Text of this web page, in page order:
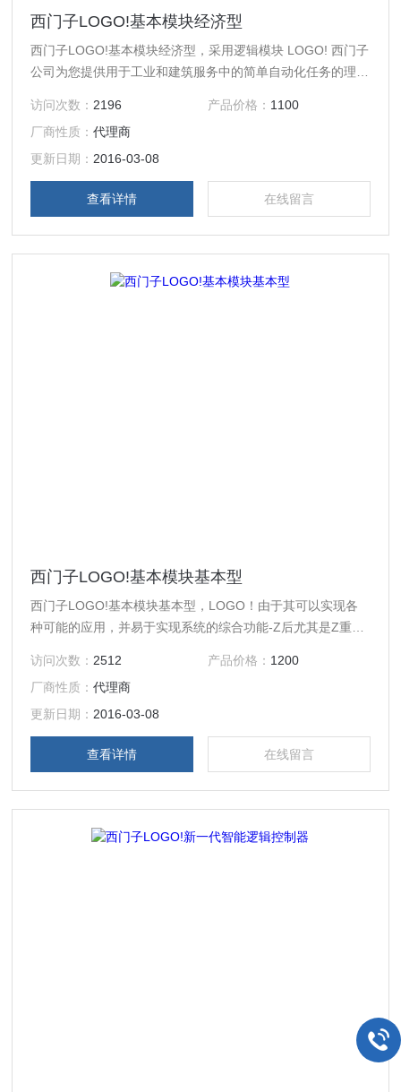
西门子LOGO!基本模块经济型
西门子LOGO!基本模块经济型，采用逻辑模块 LOGO! 西门子
公司为您提供用于工业和建筑服务中的简单自动化任务的理想
的模块允许将 LOGO! 扩展到24个数字输入，16个数字输出，
8个模拟输入和2个模拟输出。通讯模块也用于AS - Interface
和KNX（Instabus楼宇自动化网络）。现在，LOGO! 还可以
使用模拟输出模块解
访问次数： 2196 产品价格： 1100
厂商性质：代理商
更新日期： 2016-03-08
查看详情 在线留言
西门子LOGO!基本模块基本型
西门子LOGO!基本模块基本型，LOGO！由于其可以实现各
种可能的应用，并易于实现系统的综合功能-Z后尤其是Z重要
能块确保功能实现的可能性，给客户以深刻的印象。当进行操
作和监控时，4行背光显示，每行Z多32个字符的显示屏保证
了较高的人机界面友好程度。消息文本可以实现文本，设定点
和实际值，棒图和状态参数的显示。当然，消息文本中的参数
可进行调整
访问次数： 2512 产品价格： 1200
厂商性质：代理商
更新日期： 2016-03-08
查看详情 在线留言